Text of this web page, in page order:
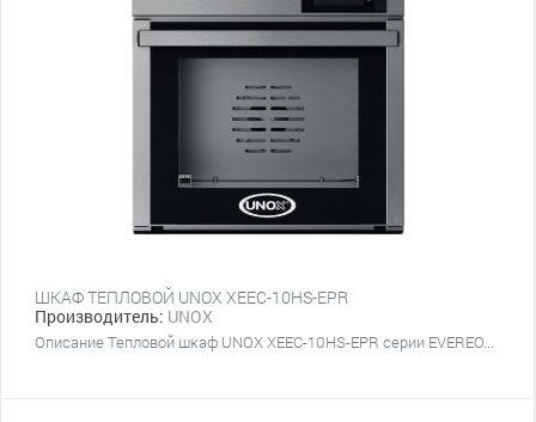
ШКАФ ТЕПЛОВОЙ UNOX XEEC-10HS-EPR
Производитель: UNOX
Описание Тепловой шкаф UNOX XEEC-10HS-EPR серии EVEREO...